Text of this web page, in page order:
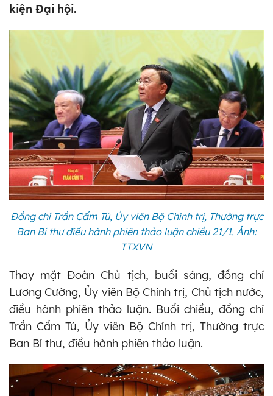
kiện Đại hội.
Đồng chí Trần Cẩm Tú, Ủy viên Bộ Chính trị, Thường trực
Ban Bí thư điều hành phiên thảo luận chiều 21/1. Ảnh:
TTXVN
Thay mặt Đoàn Chủ tịch, buổi sáng, đồng chí
Lương Cường, Ủy viên Bộ Chính trị, Chủ tịch nước,
điều hành phiên thảo luận. Buổi chiều, đồng chí
Trần Cẩm Tú, Ủy viên Bộ Chính trị, Thường trực
Ban Bí thư, điều hành phiên thảo luận.